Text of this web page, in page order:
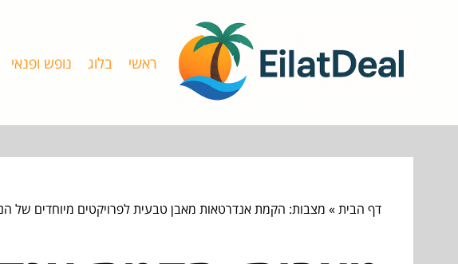
ראשי בלוג נופש ופנאי
דף הבית» מצבות: הקמת אנדרטאות מאבן טבעית לפרויקטים מיוחדים של